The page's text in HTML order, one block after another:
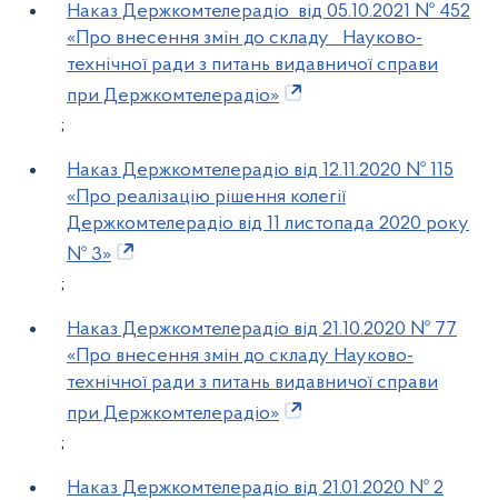
Наказ Держкомтелерадіо від 05.10.2021 № 452
«Про внесення змін до складу Науково-
технічної ради з питань видавничої справи
при Держкомтелерадіо»
;
Наказ Держкомтелерадіо від 12.11.2020 № 115
«Про реалізацію рішення колегії
Держкомтелерадіо від 11 листопада 2020 року
№ 3»
;
Наказ Держкомтелерадіо від 21.10.2020 № 77
«Про внесення змін до складу Науково-
технічної ради з питань видавничої справи
при Держкомтелерадіо»
;
Наказ Держкомтелерадіо від 21.01.2020 № 2